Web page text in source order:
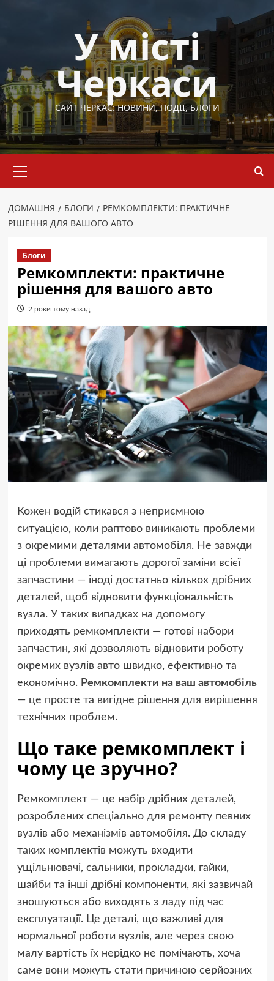
У місті
Черкаси
САЙТ ЧЕРКАС: НОВИНИ, ПОДІЇ, БЛОГИ
меню
ДОМАШНЯ БЛОГИ
РЕМКОМПЛЕКТИ: ПРАКТИЧНЕ
РІШЕННЯ ДЛЯ ВАШОГО АВТО
Блоги
Ремкомплекти: практичне
рішення для вашого авто
2 роки тому назад
Кожен водій стикався з неприємною
ситуацією, коли раптово виникають проблеми
з окремими деталями автомобіля. Не завжди
ці проблеми вимагають дорогої заміни всієї
запчастини — іноді достатньо кількох дрібних
деталей, щоб відновити функціональність
вузла. У таких випадках на допомогу
приходять ремкомплекти — готові набори
запчастин, які дозволяють відновити роботу
окремих вузлів авто швидко, ефективно та
економічно. Ремкомплекти на ваш автомобіль
— це просте та вигідне рішення для вирішення
технічних проблем.
Що таке ремкомплект і
чому це зручно?
Ремкомплект — це набір дрібних деталей,
розроблених спеціально для ремонту певних
вузлів або механізмів автомобіля. До складу
таких комплектів можуть входити
ущільнювачі, сальники, прокладки, гайки,
шайби та інші дрібні компоненти, які зазвичай
зношуються або виходять з ладу під час
експлуатації. Це деталі, що важливі для
нормальної роботи вузлів, але через свою
малу вартість їх нерідко не помічають, хоча
саме вони можуть стати причиною серйозних